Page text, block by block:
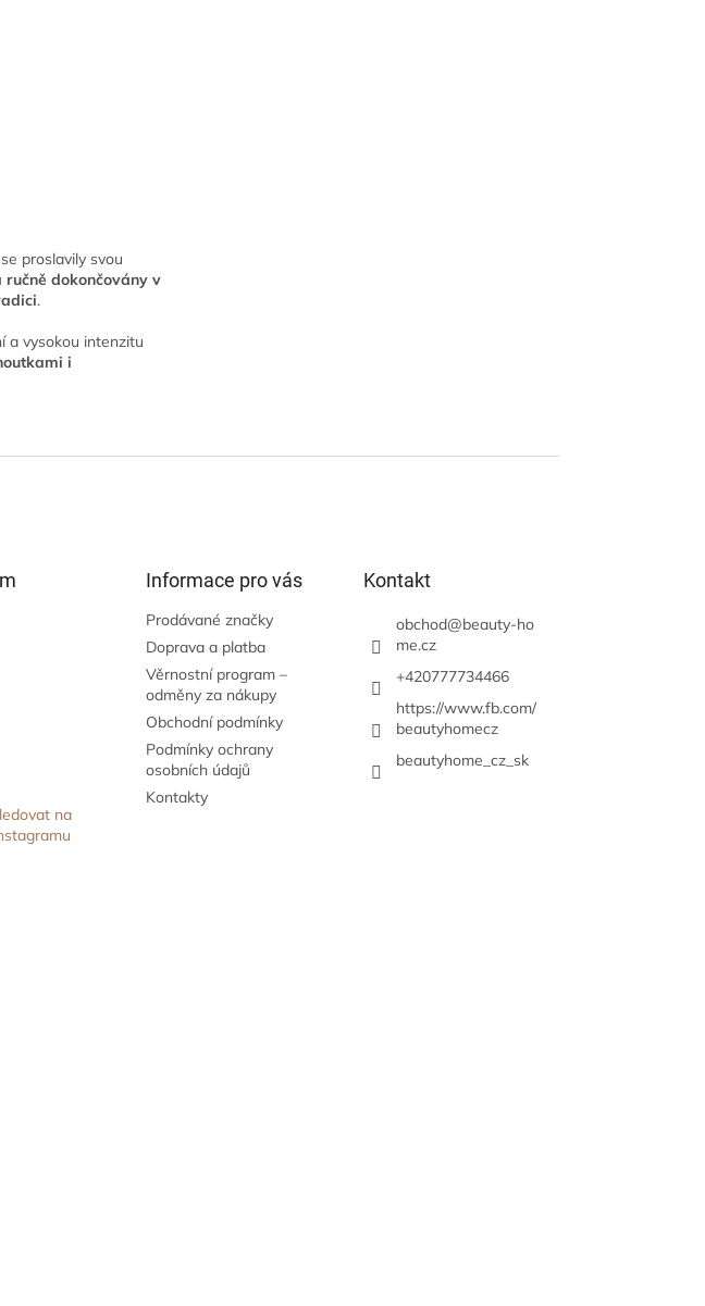
proslavily svou
dokončovány v
.
a vysokou intenzitu
i
na
Informace pro vás
Prodávané značky
Doprava a platba
Věrnostní program –
odměny za nákupy
Obchodní podmínky
Podmínky ochrany
osobních údajů
Kontakty
Kontakt
obchod@beauty-ho
me.cz
+420777734466
https://www.fb.com/
beautyhomecz
beautyhome_cz_sk